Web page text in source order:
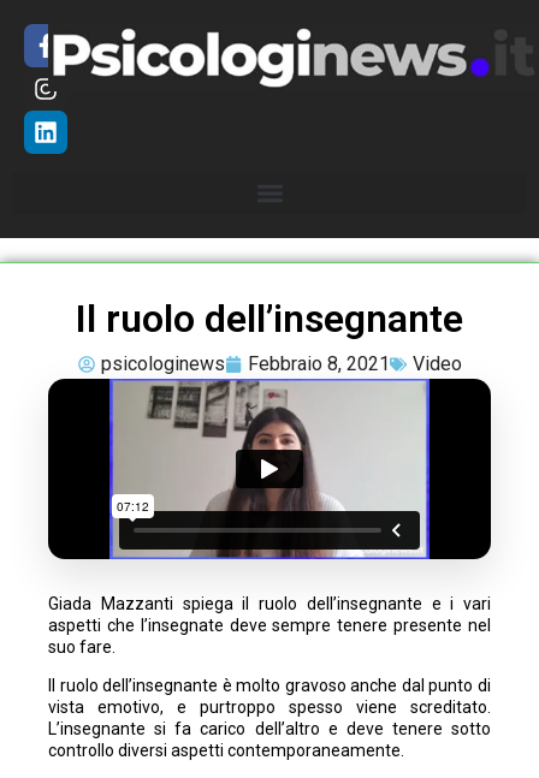
Il ruolo dell’insegnante
psicologinews Febbraio 8, 2021 Video
Giada Mazzanti spiega il ruolo dell’insegnante e i vari
aspetti che l’insegnate deve sempre tenere presente nel
suo fare.
Il ruolo dell’insegnante è molto gravoso anche dal punto di
vista emotivo, e purtroppo spesso viene screditato.
L’insegnante si fa carico dell’altro e deve tenere sotto
controllo diversi aspetti contemporaneamente.